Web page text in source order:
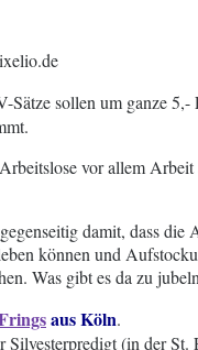
Sätze sollen um ganze
vor allem
damit, dass
können und
Was gibt es da zu
aus Köln.
(in der